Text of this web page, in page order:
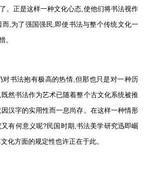
。正是这样一种文化心态,使他们将书法视作
,为了强国强民,即使书法与整个传统文化一
。
对书法抱有极高的热情,但那也只是对一种历
然书法作为艺术已随着整个古文化系统被推
汉字的实用性而一息尚存。在这样一种情形
有何意义呢?民国时期,书法美学研究迅即崛
化方面的规定性也许正在于此。